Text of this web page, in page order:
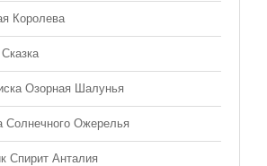
Королева
Озорная Шалунья
Солнечного Ожерелья
Спирит Анталия